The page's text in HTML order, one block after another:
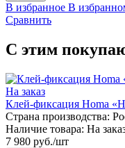
В избранное В
Сравнить
С этим
На заказ
Клей-фиксация Homa
Страна производства:
Наличие товара: На
7 980 руб./шт